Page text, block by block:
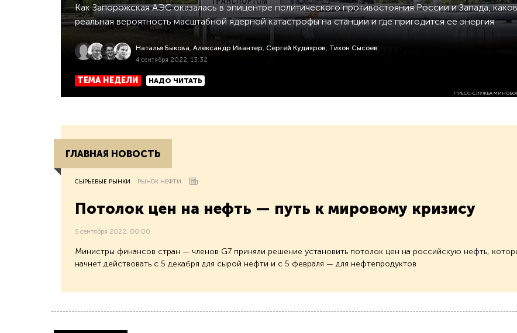
Как Запорожская АЭС оказалась в эпицентре политического противостояния России и Запада,
реальная вероятность масштабной ядерной катастрофы на станции и где пригодится ее энергия
Наталья Быкова Александр Ивантер, Сергей Кудияров Тихон Сысоев
4 сентября 2022, 13:32
ТЕМА НЕДЕЛИ НАДО ЧИТАТЬ
ПРЕСС-СЛУЖБА
ГЛАВНАЯ НОВОСТЬ
СЫРЬЕВЫЕ РЫНКИ РЫНОК НЕФТИ
Потолок цен на нефть — путь к мировому кризису
5 сентября 2022, 00:00
Министры финансов стран — членов G7 приняли решение установить потолок цен на российскую нефть,
начнет действовать с 5 декабря для сырой нефти и с 5 февраля — для нефтепродуктов